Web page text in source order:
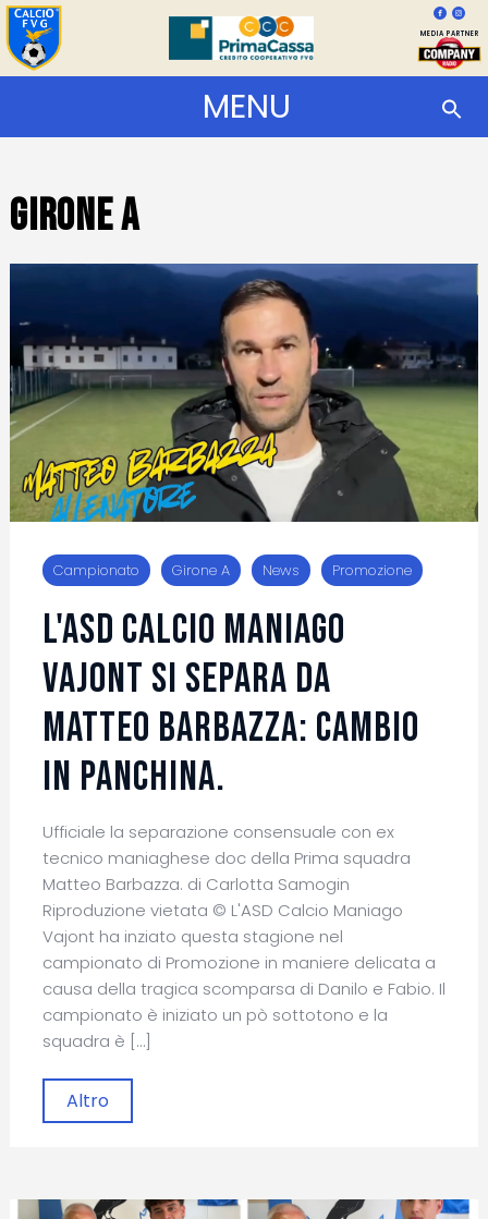
MEDIA PARTNER
MENU
Girone A
Campionato Girone A News Promozione
L'ASD CALCIO MANIAGO
VAJONT SI SEPARA DA
MATTEO BARBAZZA: CAMBIO
IN PANCHINA.
Ufficiale la separazione consensuale con ex
tecnico maniaghese doc della Prima squadra
Matteo Barbazza. di Carlotta Samogin
Riproduzione vietata © L'ASD Calcio Maniago
Vajont ha inziato questa stagione nel
campionato di Promozione in maniere delicata a
causa della tragica scomparsa di Danilo e Fabio. Il
campionato è iniziato un pò sottotono e la
squadra è […]
Altro